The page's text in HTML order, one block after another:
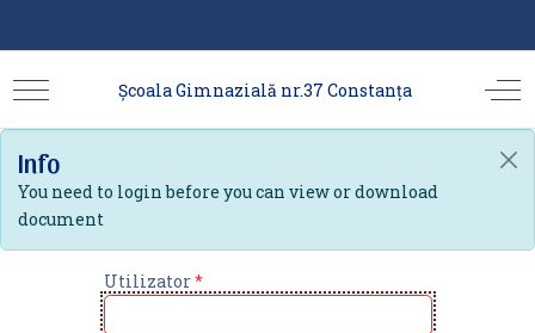
Școala Gimnazială nr.37 Constanța
Info
You need to login before you can view or download
document
Utilizator*